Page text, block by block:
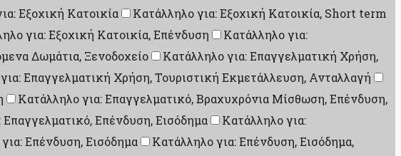
Εξοχική Κατοικία
Κατάλληλο για: Εξοχική Κατοικία, Short term
για: Εξοχική Κατοικία, Επένδυση
Κατάλληλο για:
Δωμάτια, Ξενοδοχείο
Κατάλληλο για: Επαγγελματική Χρήση,
Επαγγελματική Χρήση, Τουριστική Εκμετάλλευση, Ανταλλαγή
Κατάλληλο για: Επαγγελματικό, Βραχυχρόνια Μίσθωση, Επένδυση,
Επαγγελματικό, Επένδυση, Εισόδημα
Κατάλληλο για:
Επένδυση, Εισόδημα
Κατάλληλο για: Επένδυση, Εισόδημα,